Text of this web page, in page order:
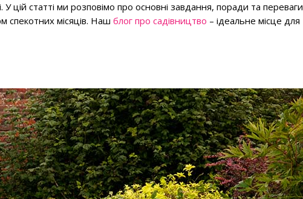
цій статті ми розповімо про основні завдання, поради та переваги
спекотних місяців. Наш блог про садівництво – ідеальне місце для